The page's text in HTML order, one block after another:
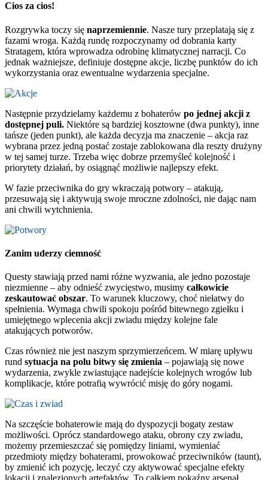
Cios za cios!
Rozgrywka toczy się naprzemiennie. Nasze tury przeplatają się z
fazami wroga. Każdą rundę rozpoczynamy od dobrania karty
Stratagem, która wprowadza odrobinę klimatycznej narracji. Co
jednak ważniejsze, definiuje dostępne akcje, liczbę punktów do ich
wykorzystania oraz ewentualne wydarzenia specjalne.
Następnie przydzielamy każdemu z bohaterów po jednej akcji z
dostępnej puli. Niektóre są bardziej kosztowne (dwa punkty), inne
tańsze (jeden punkt), ale każda decyzja ma znaczenie – akcja raz
wybrana przez jedną postać zostaje zablokowana dla reszty drużyny
w tej samej turze. Trzeba więc dobrze przemyśleć kolejność i
priorytety działań, by osiągnąć możliwie najlepszy efekt.
W fazie przeciwnika do gry wkraczają potwory – atakują,
przesuwają się i aktywują swoje mroczne zdolności, nie dając nam
ani chwili wytchnienia.
Zanim uderzy ciemność
Questy stawiają przed nami różne wyzwania, ale jedno pozostaje
niezmienne – aby odnieść zwycięstwo, musimy całkowicie
zeskautować obszar. To warunek kluczowy, choć niełatwy do
spełnienia. Wymaga chwili spokoju pośród bitewnego zgiełku i
umiejętnego wplecenia akcji zwiadu między kolejne fale
atakujących potworów.
Czas również nie jest naszym sprzymierzeńcem. W miarę upływu
rund sytuacja na polu bitwy się zmienia – pojawiają się nowe
wydarzenia, zwykle zwiastujące nadejście kolejnych wrogów lub
komplikacje, które potrafią wywrócić misję do góry nogami.
Na szczęście bohaterowie mają do dyspozycji bogaty zestaw
możliwości. Oprócz standardowego ataku, obrony czy zwiadu,
możemy przemieszczać się pomiędzy liniami, wymieniać
przedmioty między bohaterami, prowokować przeciwników (taunt),
by zmienić ich pozycję, leczyć czy aktywować specjalne efekty